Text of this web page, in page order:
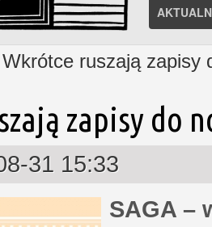
ruszają zapisy
zapisy do
31 15:33
SAGA –